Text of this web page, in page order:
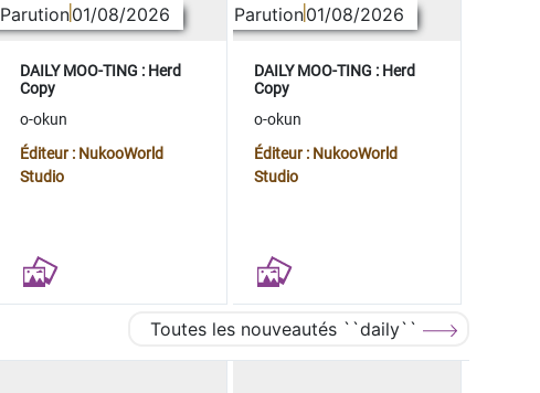
Parution01/08/2026
DAILY MOO-TING : Herd
Copy
o-okun
Éditeur : NukooWorld
Studio
Parution01/08/2026
DAILY MOO-TING : Herd
Copy
o-okun
Éditeur : NukooWorld
Studio
Toutes les nouveautés ``daily``